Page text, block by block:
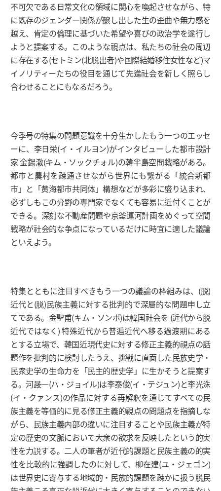
不可欠である日常文化の領域に関心を喚起させながら、特
に既存のジェンダー関係が醸し出した生の歪曲や無力感を
越え、肯定の倫理に基づいた希望や喜びの政治学を遂行し
ようと提案する。このような視点は、私たちの社会の周辺
に存在する(セトミン(北脱出者)や国際結婚移住女性など)マ
イノリティーたちの役目を通じて先進社会を新しく照らし
合わせることにもなるだろう。
今季号の特集の問題意識を十分生かしたもう一つのエッセ
ーに、李日栄(イ・イルヨン)がインタビューした都市設計
家 金錫澈(キム・ソックチォル)の韓半島空間戦略がある。
都市と農村を疎通させながら世界にも繋がる「統合新都
市」と「黄海都市共同体」構想などが多彩に盛り込まれ、
必ずしもこの分野の専門家でなくても容易に近付くことが
できる。深刻な不動産問題や京釜運河計画をめぐって空間
戦略が社会的な争点になっているだけに時宜に適した議論
といえよう。
特集とともに注目すべきもう一つの議論の枠組みは、(脱)
近代と(脱)民族主義に対する批判的で深層的な問題申し立
てである。金聖甫(キム・ソンボ)は韓国社会を (近代から脱
近代ではなく) 特殊近代から普遍近代へ移る過渡期にある
とする立場で、韓国近現代史に対する修正主義的視点の話
題作を批判的に検討したうえ、挑戦に直面した民族史学・
民衆史学の生命力を「民主的歴史学」に生かそうと提案す
る。河晸一(ハ・ジョイル)は李泰俊(イ・テジュン)と李光洙
(イ・クァンス)の作品に対する再解釈を通じてすべての民
族主義を等価的に見る修正主義的視点の問題点を指摘しな
がら、民族主義内部の違いに注目することや民族主義が特
定の歴史の文脈において大衆の欲求を反映したという的実
性を力説する。二人の筆者が近代的課題と民族主義の的実
性を比較的に強調したのに対して、柳在建(ユ・ジェゴン)
は世界史に寄与する地域的・民族的課題を疎かに扱う脱民